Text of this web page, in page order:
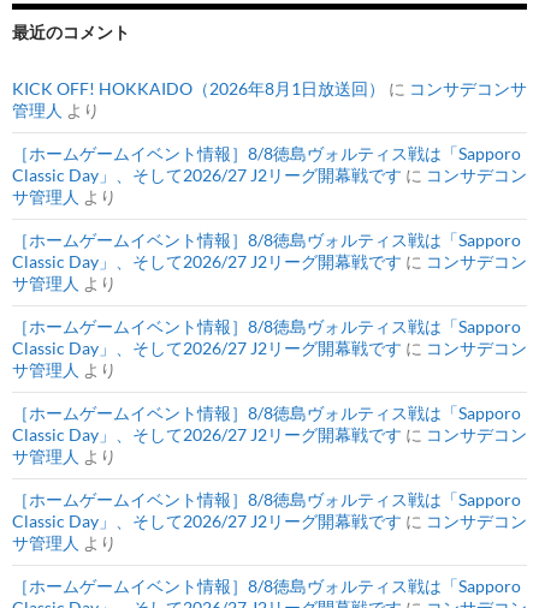
最近のコメント
KICK OFF! HOKKAIDO（2026年8月1日放送回） に コンサデコンサ
管理人 より
［ホームゲームイベント情報］8/8徳島ヴォルティス戦は「Sapporo
Classic Day」、そして2026/27 J2リーグ開幕戦です に コンサデコン
サ管理人 より
［ホームゲームイベント情報］8/8徳島ヴォルティス戦は「Sapporo
Classic Day」、そして2026/27 J2リーグ開幕戦です に コンサデコン
サ管理人 より
［ホームゲームイベント情報］8/8徳島ヴォルティス戦は「Sapporo
Classic Day」、そして2026/27 J2リーグ開幕戦です に コンサデコン
サ管理人 より
［ホームゲームイベント情報］8/8徳島ヴォルティス戦は「Sapporo
Classic Day」、そして2026/27 J2リーグ開幕戦です に コンサデコン
サ管理人 より
［ホームゲームイベント情報］8/8徳島ヴォルティス戦は「Sapporo
Classic Day」、そして2026/27 J2リーグ開幕戦です に コンサデコン
サ管理人 より
［ホームゲームイベント情報］8/8徳島ヴォルティス戦は「Sapporo